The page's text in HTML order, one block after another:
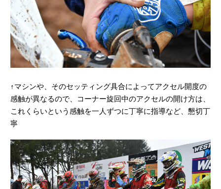
↑マシンや、そのセッティング具合によってアクセル開度の
感触が異なるので、コーナー旋回中のアクセルの開け方は、
これくらいという感触を一人ずつに丁寧に指導など、懇切丁
寧